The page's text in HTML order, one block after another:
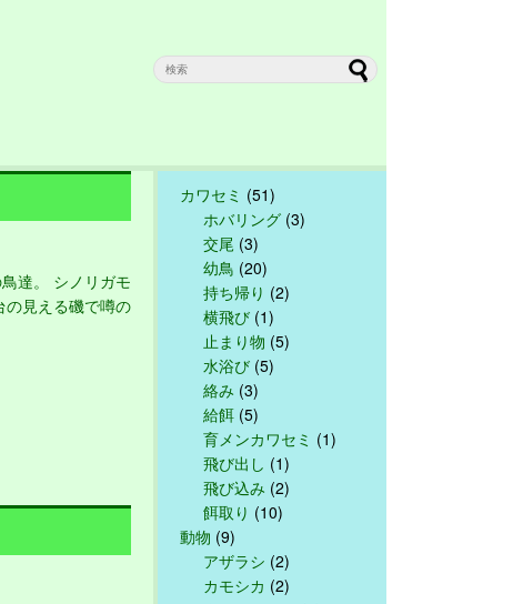
達。 シノリガモ
の見える磯で噂の
カワセミ (51)
ホバリング (3)
交尾 (3)
幼鳥 (20)
持ち帰り (2)
横飛び (1)
止まり物 (5)
水浴び (5)
絡み (3)
給餌 (5)
育メンカワセミ (1)
飛び出し (1)
飛び込み (2)
餌取り (10)
動物 (9)
アザラシ (2)
カモシカ (2)